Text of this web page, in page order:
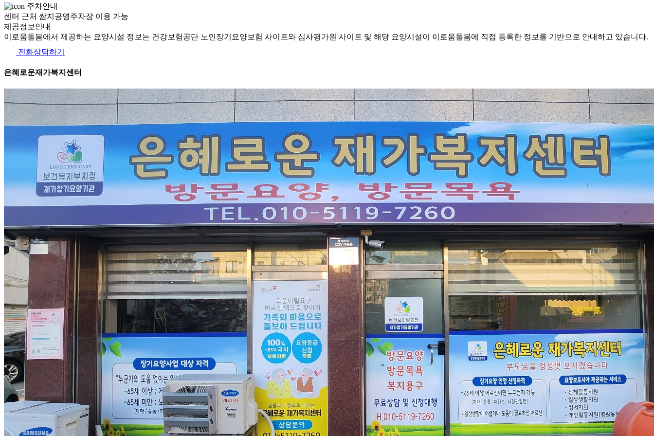
주차안내
센터 근처 쌈지공영주차장 이용 가능
제공정보안내
이로움돌봄에서 제공하는 요양시설 정보는 건강보험공단 노인장기요양보험 사이트와 심사평가원 사이트 및 해당 요양시설이 이로움돌봄에 직접 등록한 정보를 기반으로 안내하고 있습니다.
전화상담하기
은혜로운재가복지센터